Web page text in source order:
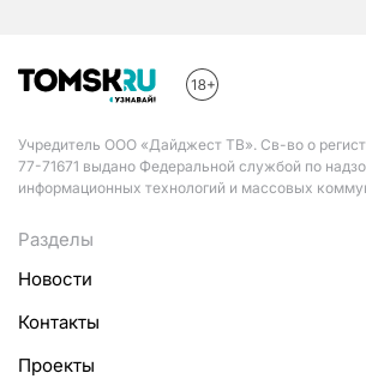
Учредитель ООО «Дайджест ТВ». Св-во о
77-71671 выдано Федеральной службой по
информационных технологий и массовых
Разделы
Новости
Контакты
Проекты